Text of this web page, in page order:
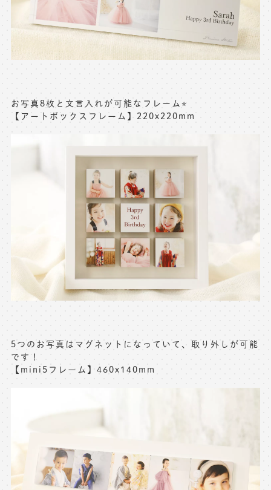
お写真8枚と文言入れが可能なフレーム⭐︎
【アートボックスフレーム】220x220mm
5つのお写真はマグネットになっていて、取り外しが可能
です！
【mini5フレーム】460x140mm